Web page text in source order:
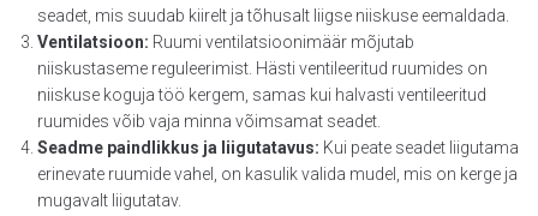
seadet, mis suudab kiirelt ja tõhusalt liigse niiskuse eemaldada.
Ventilatsioon: Ruumi ventilatsioonimäär mõjutab
niiskustaseme reguleerimist. Hästi ventileeritud ruumides on
niiskuse koguja töö kergem, samas kui halvasti ventileeritud
ruumides võib vaja minna võimsamat seadet.
Seadme paindlikkus ja liigutatavus: Kui peate seadet liigutama
erinevate ruumide vahel, on kasulik valida mudel, mis on kerge ja
mugavalt liigutatav.